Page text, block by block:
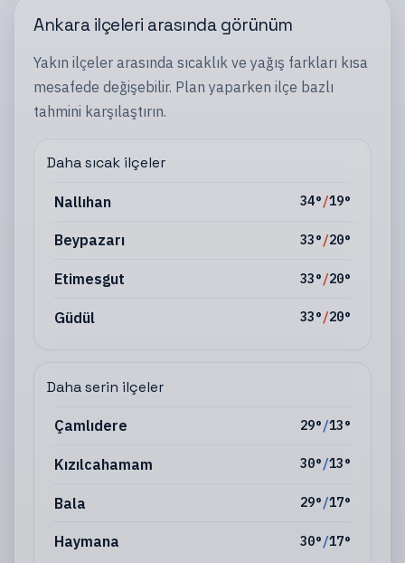
Ankara ilçeleri arasında görünüm
Yakın ilçeler arasında sıcaklık ve yağış farkları kısa
mesafede değişebilir. Plan yaparken ilçe bazlı
tahmini karşılaştırın.
Daha sıcak ilçeler
Nallıhan 34°/19°
Beypazarı 33°/20°
Etimesgut 33°/20°
Güdül 33°/20°
Daha serin ilçeler
Çamlıdere 29°/13°
Kızılcahamam 30°/13°
Bala 29°/17°
Haymana 30°/17°